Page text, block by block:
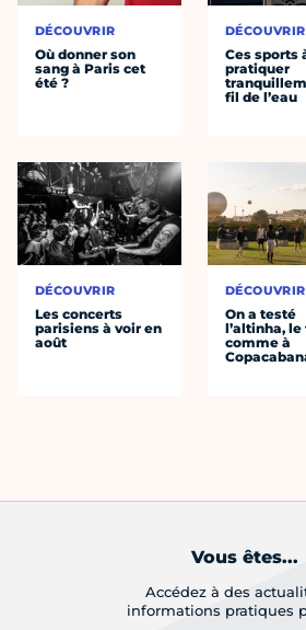
DÉCOUVRIR
Où donner son
sang à Paris cet
été ?
DÉCOUVRIR
Les concerts
parisiens à voir en
août
DÉCOUVRIR
Ces sports
pratiquer
fil de l’eau
DÉCOUVRIR
On a testé
l’altinha,
comme à
Vous êtes...
Accédez à des
informations pratiques